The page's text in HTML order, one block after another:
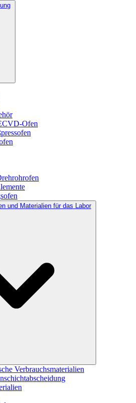
Ofen
und Materialien für das Labor
Verbrauchsmaterialien